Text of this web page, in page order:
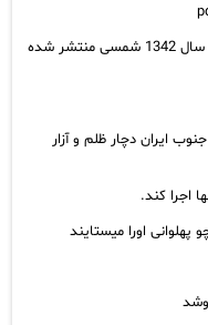
تنگسیر”نحستین رمان صادق چوبک است که در سال 1342 شمسی منتشر شده
ایران دچار ظلم و آزار
اجرا کند.
اورا میستایند